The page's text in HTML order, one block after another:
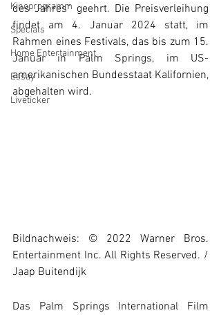
Kinoprogramm
Specials
Home Entertainment
Essay
Liveticker
des Jahres“ geehrt. Die Preisverleihung
findet am 4. Januar 2024 statt, im
Rahmen eines Festivals, das bis zum 15.
Januar in Palm Springs, im US-
amerikanischen Bundesstaat Kalifornien,
abgehalten wird.
Bildnachweis: © 2022 Warner Bros.
Entertainment Inc. All Rights Reserved. /
Jaap Buitendijk
Das Palm Springs International Film